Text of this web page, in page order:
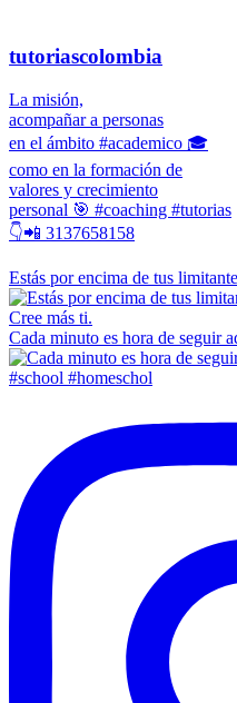
tutoriascolombia
La misión,
acompañar a personas
en el ámbito #academico 🎓
como en la formación de
valores y crecimiento
personal 🎯 #coaching #tutorias
👇📲 3137658158
Estás por encima de tus
Cada minuto es hora de seguir